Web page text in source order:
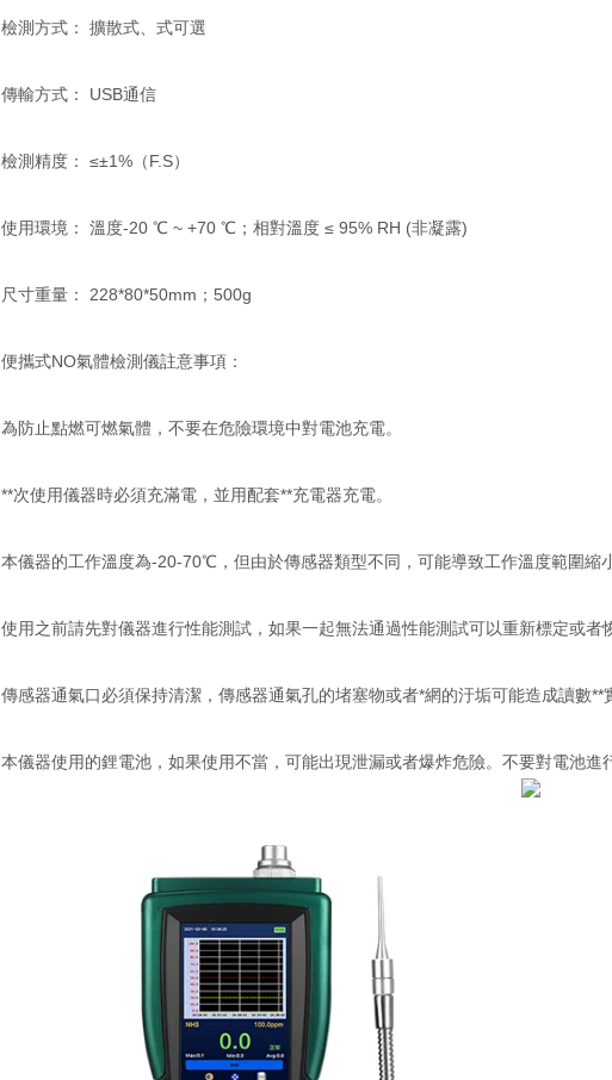
檢測方式： 擴散式、式可選
傳輸方式： USB通信
檢測精度： ≤±1%（F.S）
使用環境： 溫度-20 ℃ ~ +70 ℃；相對溫度 ≤ 95% RH (非凝露)
尺寸重量： 228*80*50mm；500g
便攜式NO氣體檢測儀註意事項：
為防止點燃可燃氣體，不要在危險環境中對電池充電。
**次使用儀器時必須充滿電，並用配套**充電器充電。
本儀器的工作溫度為-20-70℃，但由於傳感器類型不同，可能導致工作溫度範圍縮
使用之前請先對儀器進行性能測試，如果一起無法通過性能測試可以重新標定或者
傳感器通氣口必須保持清潔，傳感器通氣孔的堵塞物或者*網的汙垢可能造成讀數**
本儀器使用的鋰電池，如果使用不當，可能出現泄漏或者爆炸危險。不要對電池進